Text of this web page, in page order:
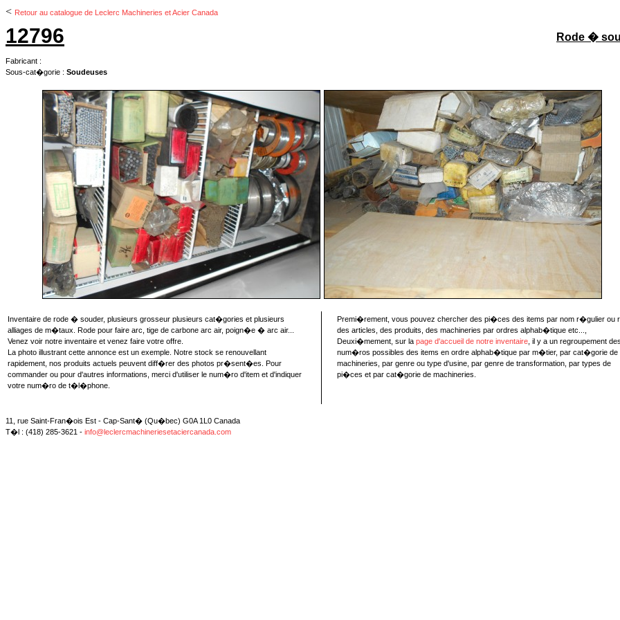
< Retour au catalogue de Leclerc Machineries et Acier Canada
12796
Fabricant :
Sous-cat�gorie : Soudeuses
Rode �
Inventaire de rode � souder, plusieurs grosseur plusieurs cat�gories et plusieurs
alliages de m�taux. Rode pour faire arc, tige de carbone arc air, poign�e � arc air...
Venez voir notre inventaire et venez faire votre offre.
La photo illustrant cette annonce est un exemple. Notre stock se renouvellant
rapidement, nos produits actuels peuvent diff�rer des photos pr�sent�es. Pour
commander ou pour d'autres informations, merci d'utiliser le num�ro d'item et d'indiquer
votre num�ro de t�l�phone.
Premi�rement, vous pouvez chercher des pi�ces des items par nom r�gulier ou
des articles, des produits, des machineries par ordres alphab�tique etc...,
Deuxi�mement, sur la page d'accueil de notre inventaire , il y a un regroupement
num�ros possibles des items en ordre alphab�tique par m�tier, par cat�gorie de
machineries, par genre ou type d'usine, par genre de transformation, par types de
pi�ces et par cat�gorie de machineries.
11, rue Saint-Fran�ois Est - Cap-Sant� (Qu�bec) G0A 1L0 Canada
T�l : (418) 285-3621 - info@leclercmachineriesetaciercanada.com